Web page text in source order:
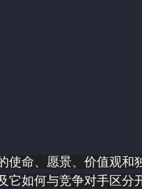
命、愿景、价值观和
它如何与竞争对手区分